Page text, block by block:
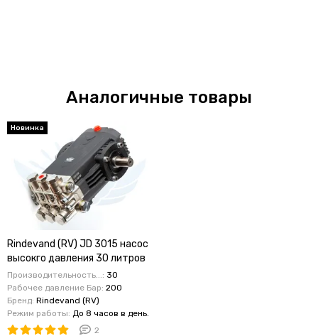
Аналогичные товары
Новинка
Rindevand (RV) JD 3015 насос
высокго давления 30 литров
200 бар
Производительность...: 30
Рабочее давление Бар: 200
Бренд: Rindevand (RV)
Режим работы: До 8 часов в день.
2